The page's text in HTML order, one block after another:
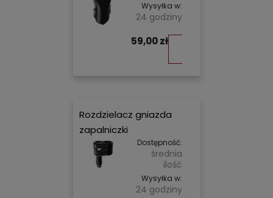
Wysyłka w:
24 godziny
59,00 zł
Rozdzielacz gniazda
zapalniczki
Dostępność:
średnia
ilość
Wysyłka w:
24 godziny